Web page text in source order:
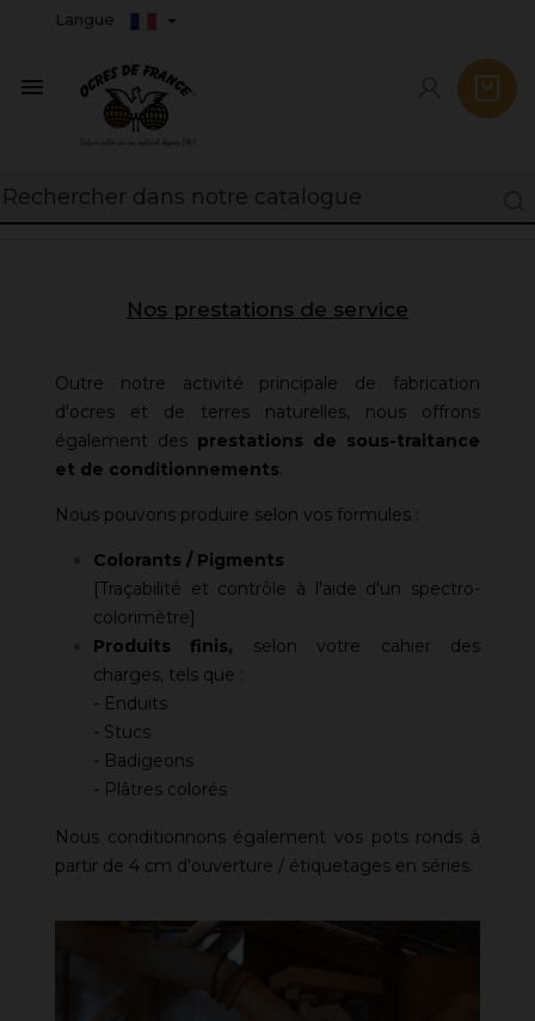
Langue

Nos prestations de service
Outre notre activité principale de fabrication
d'ocres et de terres naturelles, nous offrons
également des prestations de sous-traitance
et de conditionnements
Nous pouvons produire selon vos formules :
Colorants / Pigments
[Traçabilité et contrôle à l'aide d'un spectro-
colorimètre]
Produits finis, selon votre cahier des
charges, tels que :
- Enduits
- Stucs
- Badigeons
- Plâtres colorés
Nous conditionnons également vos pots ronds à
partir de 4 cm d'ouverture / étiquetages en séries.